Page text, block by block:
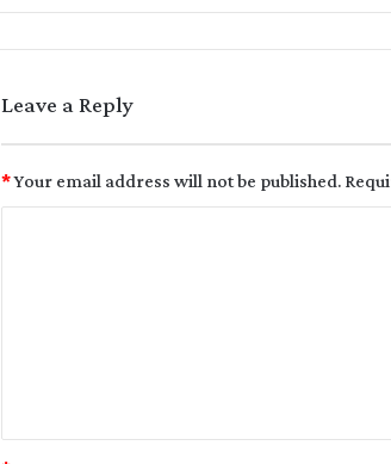
Leave a Reply
Your email address will not be published.
*